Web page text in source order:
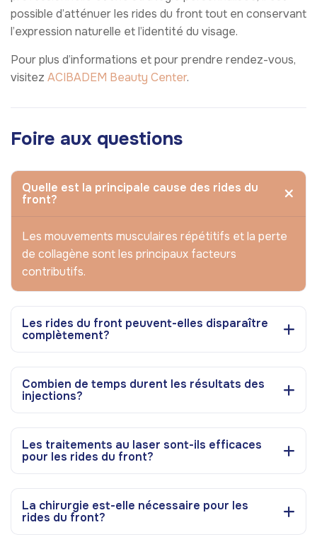
possible d’atténuer les rides du front tout en conservant
l’expression naturelle et l’identité du visage.
Pour plus d’informations et pour prendre rendez-vous,
visitez ACIBADEM Beauty Center.
Foire aux questions
Quelle est la principale cause des rides du
front?
Les mouvements musculaires répétitifs et la perte
de collagène sont les principaux facteurs
contributifs.
Les rides du front peuvent-elles disparaître
complètement?
Combien de temps durent les résultats des
injections?
Les traitements au laser sont-ils efficaces
pour les rides du front?
La chirurgie est-elle nécessaire pour les
rides du front?